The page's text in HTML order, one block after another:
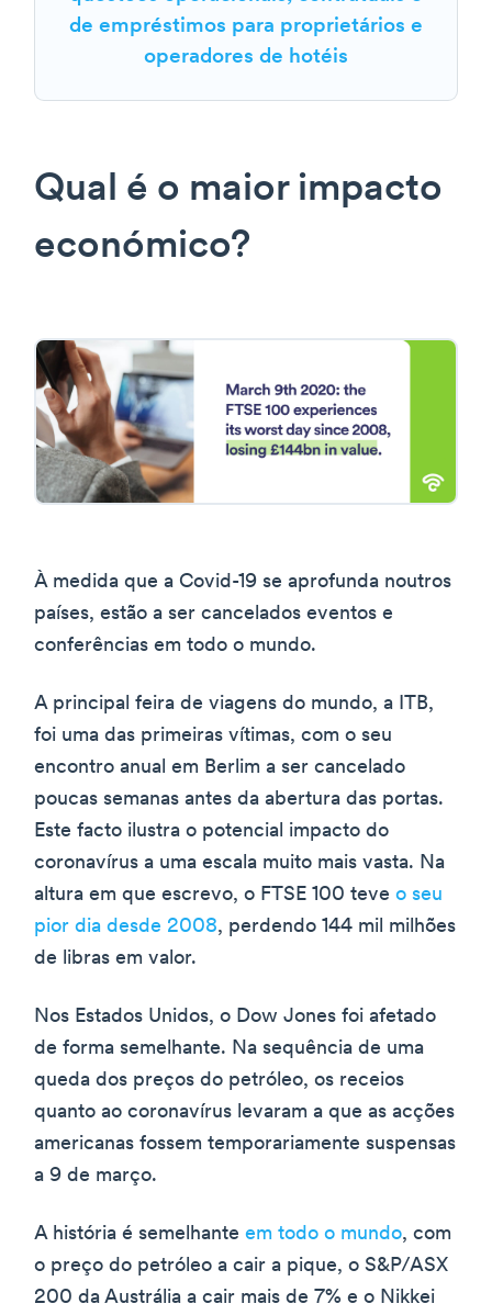
de empréstimos para proprietários e
operadores de hotéis
Qual é o maior impacto
económico?
À medida que a Covid-19 se aprofunda noutros
países, estão a ser cancelados eventos e
conferências em todo o mundo.
A principal feira de viagens do mundo, a ITB,
foi uma das primeiras vítimas, com o seu
encontro anual em Berlim a ser cancelado
poucas semanas antes da abertura das portas.
Este facto ilustra o potencial impacto do
coronavírus a uma escala muito mais vasta. Na
altura em que escrevo, o FTSE 100 teve o seu
pior dia desde 2008, perdendo 144 mil milhões
de libras em valor.
Nos Estados Unidos, o Dow Jones foi afetado
de forma semelhante. Na sequência de uma
queda dos preços do petróleo, os receios
quanto ao coronavírus levaram a que as acções
americanas fossem temporariamente suspensas
a 9 de março.
A história é semelhante em todo o mundo, com
o preço do petróleo a cair a pique, o S&P/ASX
200 da Austrália a cair mais de 7% e o Nikkei